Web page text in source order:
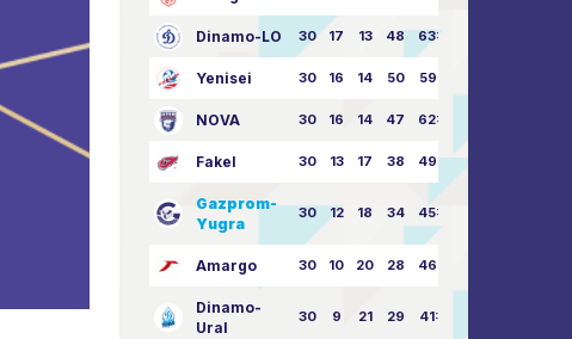
Dinamo-LO 30 17 13 48 63:57
Yenisei 30 16 14 50 59:53
NOVA 30 16 14 47 62:58
Fakel 30 13 17 38 49:62
Gazprom-
Yugra
30 12 18 34 45:63
Amargo 30 10 20 28 46:73
Dinamo-
Ural
30 9 21 29 41:70